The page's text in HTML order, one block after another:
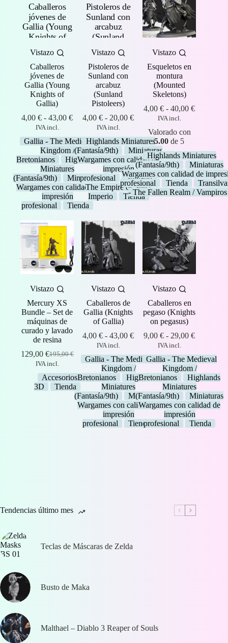
Vistazo
Caballeros
jóvenes de
Gallia (Young
Knights of
Gallia)
4,00€ - 43,00€Rango
precios:
desde
4,00 €
hasta
43,00 €
IVA incl.
Gallia - The Medieval
Kingdom /
Bretonianos
Highlands
Miniatures
(Fantasía/9th)
Miniaturas
Wargames con calidad de
impresión
profesional
Tienda
Vistazo
Pistoleros de
Sunland con
arcabuz
(Sunland
Pistoleers)
4,00€ - 20,00€Rango
precios:
desde
4,00 €
hasta
20,00 €
IVA incl.
Highlands Miniatures
(Fantasía/9th)
Miniaturas
Wargames con calidad de
impresión
profesional
Sunland -
The Empire of Sun /
Imperio
Tienda
Vistazo
Esqueletos en
montura
(Mounted
Skeletons)
4,00€ - 40,00€Rango
hasta
40,00 €
IVA incl.
Valorado con
5.00 de 5
Highlands Miniatures
(Fantasía/9th)
Miniaturas
Wargames con calidad de
profesional
Tienda
- The Fallen Realm / Vampiros
Vistazo
Mercury XS
Bundle – Set de
máquinas de
curado y lavado
de resina
195,00€
El
precio
original
era:
195,00 €.
129,00 €El
precio
actual
es:
129,00 €.
IVA incl.
Accesorios
3D
Tienda
Vistazo
Caballeros de
Gallia (Knights
of Gallia)
4,00€ - 43,00€Rango
precios:
desde
4,00 €
hasta
43,00 €
IVA incl.
Gallia - The Medieval
Kingdom /
Bretonianos
Highlands
Miniatures
(Fantasía/9th)
Miniaturas
Wargames con calidad de
impresión
profesional
Tienda
Vistazo
Caballeros en
pegaso (Knights
on pegasus)
9,00€ - 29,00€Rango
precios:
desde
9,00 €
hasta
29,00 €
IVA incl.
Gallia - The Medieval
Kingdom /
Bretonianos
Highlands
Miniatures
(Fantasía/9th)
Miniaturas
Wargames con calidad de
impresión
profesional
Tienda
Tendencias último mes
Teclas de Máscaras de Zelda
Busto de Maka
Malthael – Diablo 3 Reaper of Souls